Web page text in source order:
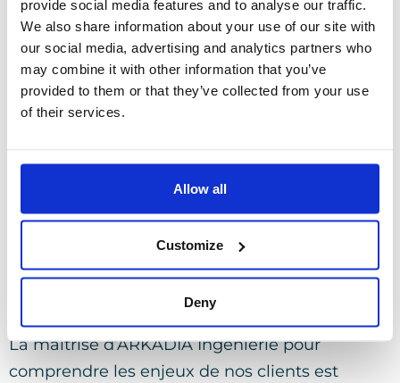
provide social media features and to analyse our traffic.
We also share information about your use of our site with
our social media, advertising and analytics partners who
may combine it with other information that you’ve
provided to them or that they’ve collected from your use
of their services.
Allow all
Customize
Deny
La maîtrise d’ARKADIA Ingénierie pour
comprendre les enjeux de nos clients est